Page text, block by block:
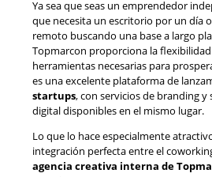
Ya sea que seas un emprendedor
que necesita un escritorio por un día
remoto buscando una base a largo
Topmarcon proporciona la flexibilidad
herramientas necesarias para
es una excelente plataforma de
startups, con servicios de branding y
digital disponibles en el mismo lugar.
Lo que lo hace especialmente
integración perfecta entre el
agencia creativa interna de